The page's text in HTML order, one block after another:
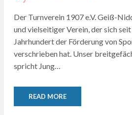
Der Turnverein 1907 e.V. Geiß-
und vielseitiger Verein, der sich
Jahrhundert der Förderung von
verschrieben hat. Unser
spricht Jung…
READ MORE